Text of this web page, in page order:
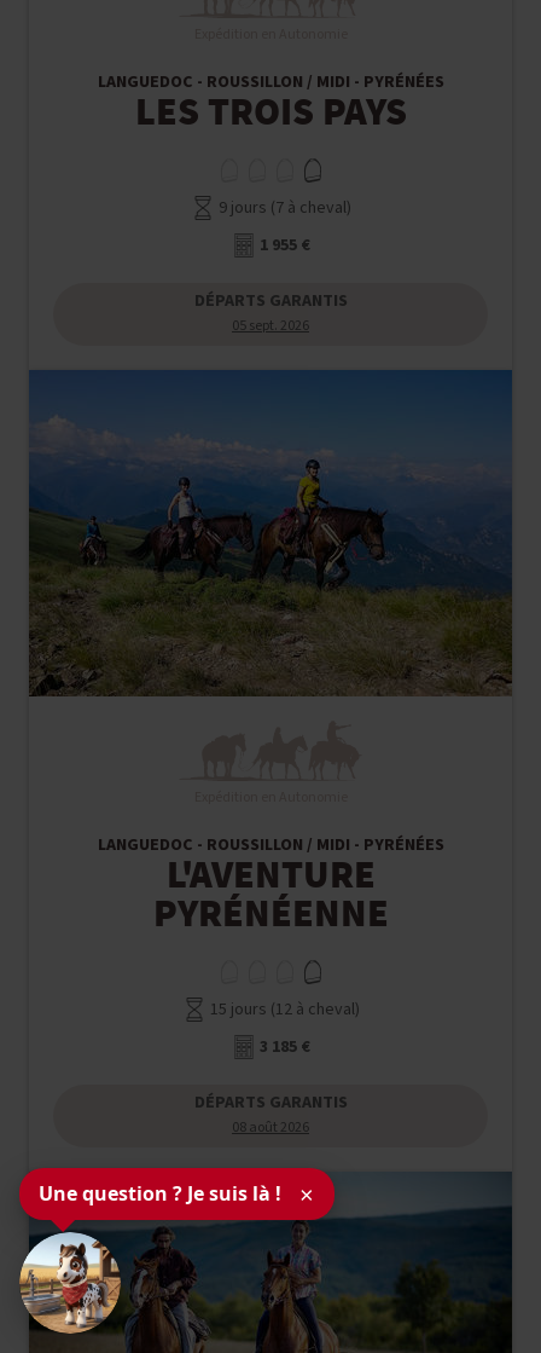
LANGUEDOC - ROUSSILLON / MIDI - PYRÉNÉES
LES TROIS PAYS
9 jours (7 à cheval)
1 955 €
DÉPARTS GARANTIS
05 sept. 2026
LANGUEDOC - ROUSSILLON / MIDI - PYRÉNÉES
L'AVENTURE
PYRÉNÉENNE
15 jours (12 à cheval)
3 185 €
DÉPARTS GARANTIS
08 août 2026
Une question ? Je suis là ! ×